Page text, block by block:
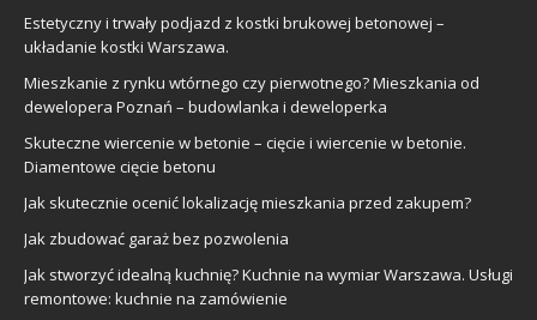
Estetyczny i trwały podjazd z kostki brukowej betonowej –
układanie kostki Warszawa.
Mieszkanie z rynku wtórnego czy pierwotnego? Mieszkania od
dewelopera Poznań – budowlanka i deweloperka
Skuteczne wiercenie w betonie – cięcie i wiercenie w betonie.
Diamentowe cięcie betonu
Jak skutecznie ocenić lokalizację mieszkania przed zakupem?
Jak zbudować garaż bez pozwolenia
Jak stworzyć idealną kuchnię? Kuchnie na wymiar Warszawa. Usługi
remontowe: kuchnie na zamówienie